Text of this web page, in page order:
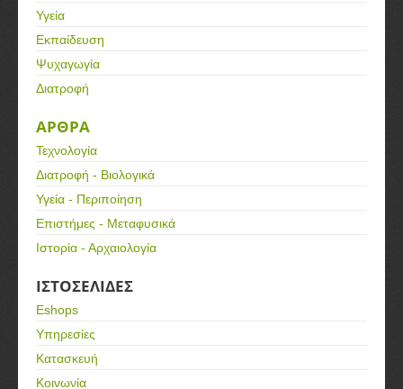
Υγεία
Εκπαίδευση
Ψυχαγωγία
Διατροφή
ΑΡΘΡΑ
Τεχνολογία
Διατροφή - Βιολογικά
Υγεία - Περιποίηση
Επιστήμες - Μεταφυσικά
Ιστορία - Αρχαιολογία
ΙΣΤΟΣΕΛΙΔΕΣ
Eshops
Υπηρεσίες
Κατασκευή
Κοινωνία